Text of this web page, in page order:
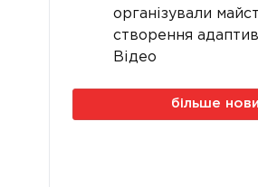
організували
створення
Відео
більше